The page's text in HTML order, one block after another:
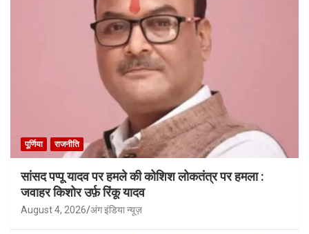
पूर्णिया राजनीति
सांसद पप्पू यादव पर हमले की कोशिश लोकतंत्र पर हमला :
जवाहर किशोर उर्फ़ रिंकू यादव
August 4, 2026 अंग इंडिया न्यूज़